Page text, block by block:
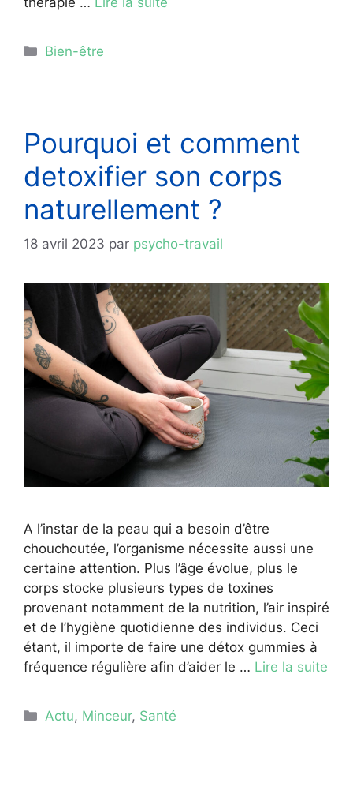
Catégories
Bien-être
Pourquoi et comment
detoxifier son corps
naturellement ?
18 avril 2023 par psycho-travail
A l’instar de la peau qui a besoin d’être
chouchoutée, l’organisme nécessite aussi une
certaine attention. Plus l’âge évolue, plus le
corps stocke plusieurs types de toxines
provenant notamment de la nutrition, l’air inspiré
et de l’hygiène quotidienne des individus. Ceci
étant, il importe de faire une détox gummies à
fréquence régulière afin d’aider le … Lire la suite
Catégories
Actu, Minceur, Santé